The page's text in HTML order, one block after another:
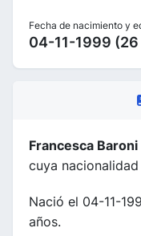
Fecha de nacimiento y
04-11-1999 (26
Francesca Baroni
cuya nacionalidad
Nació el 04-11-
años.